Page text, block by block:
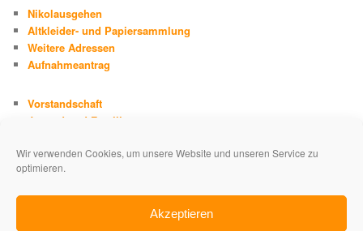
Wir verwenden Cookies, um unsere Website und unseren Service zu
optimieren.
Akzeptieren
Nikolausgehen
Altkleider- und Papiersammlung
Weitere Adressen
Aufnahmeantrag
Vorstandschaft
Jugend und Familie
Adolph Kolping
Impressum